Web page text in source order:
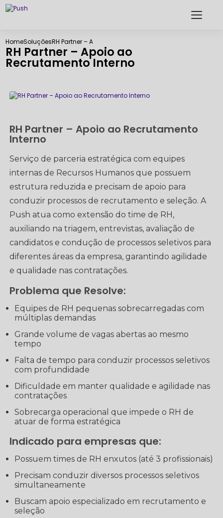
HomeSoluçõesRH Partner – Apoio ao Recrutamento Interno
RH Partner – Apoio ao
Recrutamento Interno
RH Partner – Apoio ao Recrutamento
Interno
Serviço de parceria estratégica com equipes
internas de Recursos Humanos que possuem
estrutura reduzida e precisam de apoio para
conduzir processos de recrutamento e seleção. A
Push atua como extensão do time de RH,
auxiliando na triagem, entrevistas, avaliação de
candidatos e condução de processos seletivos para
diferentes áreas da empresa, garantindo agilidade
e qualidade nas contratações.
Problema que Resolve:
Equipes de RH pequenas sobrecarregadas com
múltiplas demandas
Grande volume de vagas abertas ao mesmo
tempo
Falta de tempo para conduzir processos seletivos
com profundidade
Dificuldade em manter qualidade e agilidade nas
contratações
Sobrecarga operacional que impede o RH de
atuar de forma estratégica
Indicado para empresas que:
Possuem times de RH enxutos (até 3 profissionais)
Precisam conduzir diversos processos seletivos
simultaneamente
Buscam apoio especializado em recrutamento e
seleção